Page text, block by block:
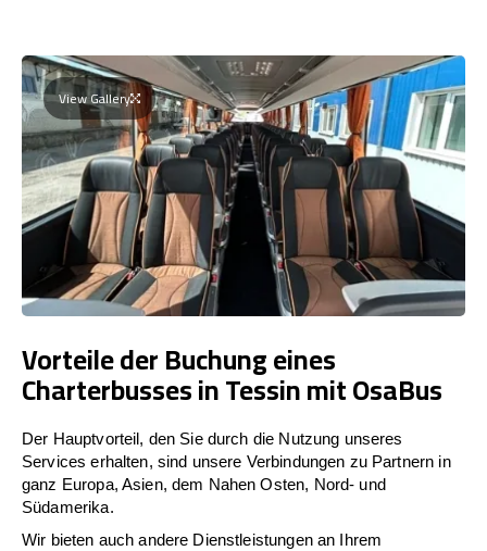
View Gallery
Vorteile der Buchung eines
Charterbusses in Tessin mit OsaBus
Der Hauptvorteil, den Sie durch die Nutzung unseres
Services erhalten, sind unsere Verbindungen zu Partnern in
ganz Europa, Asien, dem Nahen Osten, Nord- und
Südamerika.
Wir bieten auch andere Dienstleistungen an Ihrem